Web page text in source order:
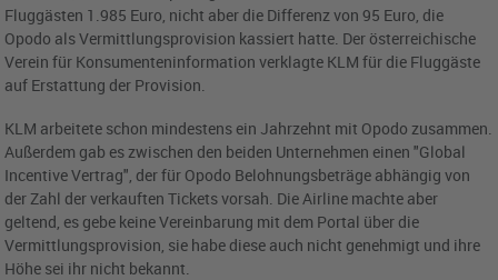
Fluggästen 1.985 Euro, nicht aber die Differenz von 95 Euro, die
Opodo als Vermittlungsprovision kassiert hatte. Der österreichische
Verein für Konsumenteninformation verklagte KLM für die Fluggäste
auf Erstattung der Provision.
KLM arbeitete schon mindestens ein Jahrzehnt mit Opodo zusammen.
Außerdem gab es zwischen den beiden Unternehmen einen "Global
Incentive Vertrag", der für Opodo Belohnungsbeträge abhängig von
der Zahl der verkauften Tickets vorsah. Die Airline machte aber
geltend, es gebe keine Vereinbarung mit dem Portal über die
Vermittlungsprovision, sie habe diese auch nicht genehmigt und ihre
Höhe sei ihr nicht bekannt.